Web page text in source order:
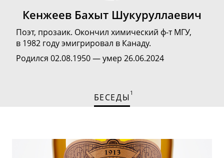
Кенжеев Бахыт Шукуруллаевич
Поэт, прозаик. Окончил химический ф-тМГУ,
в 1982 году эмигрировал в Канаду.
Родился 02.08.1950 — умер 26.06.2024
БЕСЕДЫ 1